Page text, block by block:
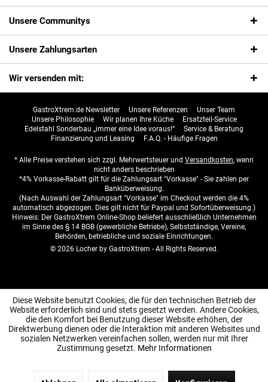
Unsere Communitys
Unsere Zahlungsarten
Wir versenden mit:
GastroXtrem.de Newsletter Unsere Referenzen
Unser Team
Unsere Philosophie
Wir planen Ihre Küche
Ersatzteil-Service
Edelstahl Sonderbau „immer eine Idee voraus!“
Service & Beratung
Finanzierung und Leasing
F.A.Q. - Häufige Fragen
* Alle Preise verstehen sich zzgl. Mehrwertsteuer und Versandkosten, wenn
nicht anders beschrieben
*4% Vorkasse-Rabatt gilt für die Zahlungsart "Vorkasse" - Sie zahlen per
Banküberweisung.
(Nach Auswahl der Zahlungsart "Vorkasse" im Checkout werden die 4%
automatisch abgezogen. Dies gilt nicht für Paypal und Sofortüberweisung.)
Hinweis: Der GastroXtrem Online-Shop beliefert ausschließlich Unternehmen
im Sinne des § 14 BGB (gewerbliche Betriebe), Selbstständige, Vereine,
Behörden, betriebliche und soziale Einrichtungen.
© 2026 Locher by GastroXtrem - All Rights Reserved.
Diese Website benutzt Cookies, die für den technischen Betrieb der
Website erforderlich sind und stets gesetzt werden. Andere Cookies,
die den Komfort bei Benutzung dieser Website erhöhen, der
Direktwerbung dienen oder die Interaktion mit anderen Websites und
sozialen Netzwerken vereinfachen sollen, werden nur mit Ihrer
Zustimmung gesetzt. Mehr Informationen